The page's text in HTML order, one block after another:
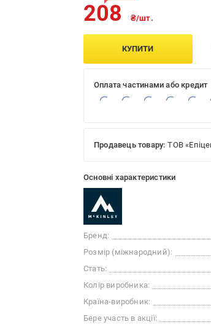
208 ₴/шт.
КУПИТИ
Оплата частинами або кредит
Продавець товару: ТОВ
Основні характеристики
Бренд:
Розмір (міжнародний):
Стать:
Колір виробника:
Країна-виробник:
Бере участь в акції: